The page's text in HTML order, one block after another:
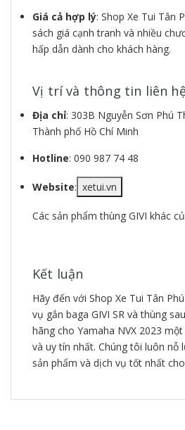
Giá cả hợp lý: Shop Xe Tui Tân
sách giá cạnh tranh và nhiều
hấp dẫn dành cho khách hàng.
Vị trí và thông tin liên
Địa chỉ: 303B Nguyễn Sơn Phú
Thành phố Hồ Chí Minh
Hotline: 090 987 74 48
Website: xetui.vn
Các sản phẩm thùng GIVI khác
Kết luận
Hãy đến với Shop Xe Tui Tân
vụ gắn baga GIVI SR và thùng
hãng cho Yamaha NVX 2023
và uy tín nhất. Chúng tôi luôn nỗ
sản phẩm và dịch vụ tốt nhất